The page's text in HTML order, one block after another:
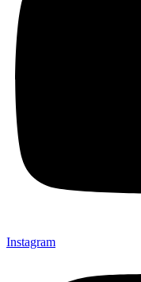
Instagram